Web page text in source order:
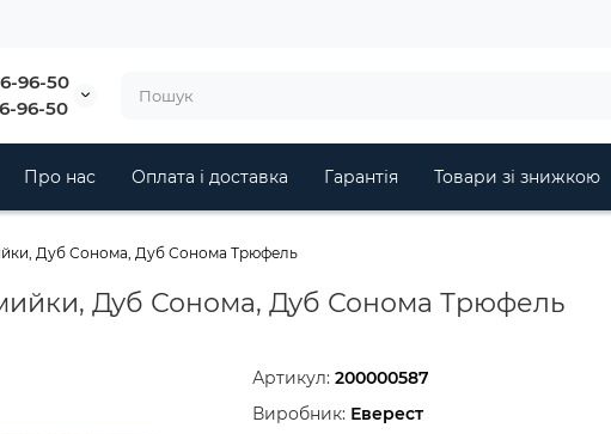
96-50
96-50
Про нас Оплата і доставка Гарантія Товари зі знижкою
Дуб Сонома, Дуб Сонома Трюфель
Дуб Сонома, Дуб Сонома Трюфель
Артикул:200000587
Виробник: Еверест